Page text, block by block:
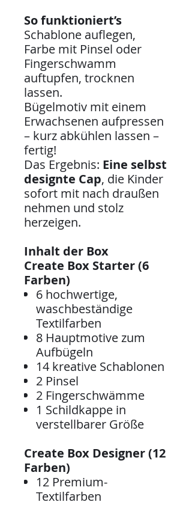
So funktioniert’s
Schablone auflegen,
Farbe mit Pinsel oder
Fingerschwamm
auftupfen, trocknen
lassen.
Bügelmotiv mit einem
Erwachsenen aufpressen
– kurz abkühlen lassen –
fertig!
Das Ergebnis: Eine selbst
designte Cap, die Kinder
sofort mit nach draußen
nehmen und stolz
herzeigen.
Inhalt der Box
Create Box Starter (6
Farben)
6 hochwertige,
waschbeständige
Textilfarben
8 Hauptmotive zum
Aufbügeln
14 kreative Schablonen
2 Pinsel
2 Fingerschwämme
1 Schildkappe in
verstellbarer Größe
Create Box Designer (12
Farben)
12 Premium-
Textilfarben